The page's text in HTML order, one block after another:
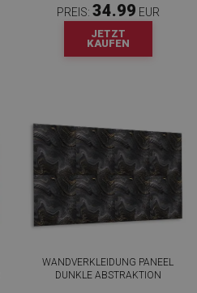
PREIS: 34.99 EUR
JETZT
KAUFEN
WANDVERKLEIDUNG PANEEL
DUNKLE ABSTRAKTION